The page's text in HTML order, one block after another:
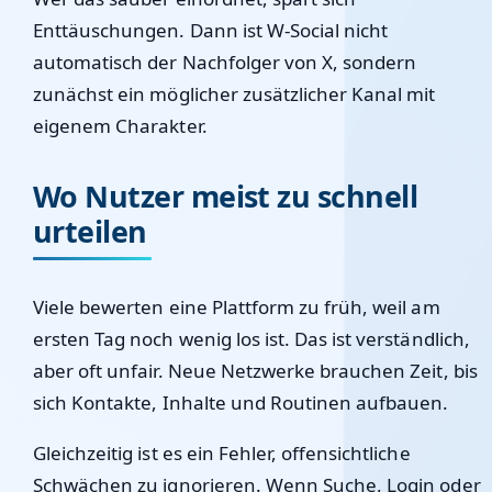
Enttäuschungen. Dann ist W-Social nicht
automatisch der Nachfolger von X, sondern
zunächst ein möglicher zusätzlicher Kanal mit
eigenem Charakter.
Wo Nutzer meist zu schnell
urteilen
Viele bewerten eine Plattform zu früh, weil am
ersten Tag noch wenig los ist. Das ist verständlich,
aber oft unfair. Neue Netzwerke brauchen Zeit, bis
sich Kontakte, Inhalte und Routinen aufbauen.
Gleichzeitig ist es ein Fehler, offensichtliche
Schwächen zu ignorieren. Wenn Suche, Login oder